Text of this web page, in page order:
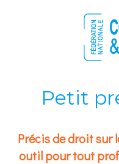
Petit
Précis de droit sur
outil pour tout